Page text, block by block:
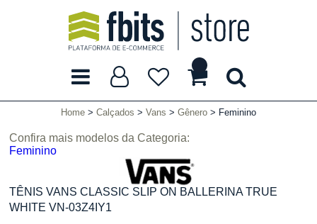
Home Calçados Vans Gênero Feminino
TÊNIS VANS CLASSIC SLIP ON BALLERINA TRUE
WHITE VN-03Z4IY1
Confira mais modelos da Categoria:
Feminino